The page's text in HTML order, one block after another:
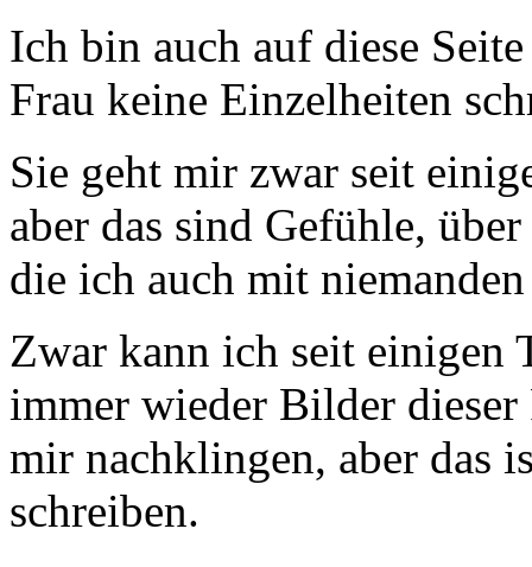
Ich bin auch auf diese
Frau keine Einzelheiten
Sie geht mir zwar seit
aber das sind Gefühle,
die ich auch mit
Zwar kann ich seit einigen
immer wieder Bilder
mir nachklingen, aber das
schreiben.